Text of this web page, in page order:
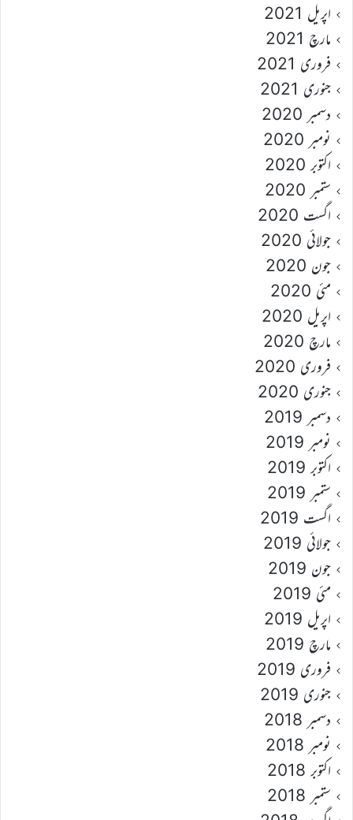
اپریل 2021
مارچ 2021
فروری 2021
جنوری 2021
دسمبر 2020
نومبر 2020
اکتوبر 2020
ستمبر 2020
اگست 2020
جولائی 2020
جون 2020
مئی 2020
اپریل 2020
مارچ 2020
فروری 2020
جنوری 2020
دسمبر 2019
نومبر 2019
اکتوبر 2019
ستمبر 2019
اگست 2019
جولائی 2019
جون 2019
مئی 2019
اپریل 2019
مارچ 2019
فروری 2019
جنوری 2019
دسمبر 2018
نومبر 2018
اکتوبر 2018
ستمبر 2018